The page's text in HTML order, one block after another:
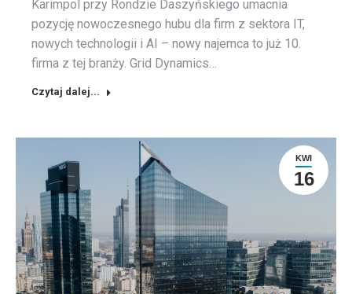
Karimpol przy Rondzie Daszyńskiego umacnia
pozycję nowoczesnego hubu dla firm z sektora IT,
nowych technologii i AI – nowy najemca to już 10.
firma z tej branży. Grid Dynamics…
Czytaj dalej...
KWI
16